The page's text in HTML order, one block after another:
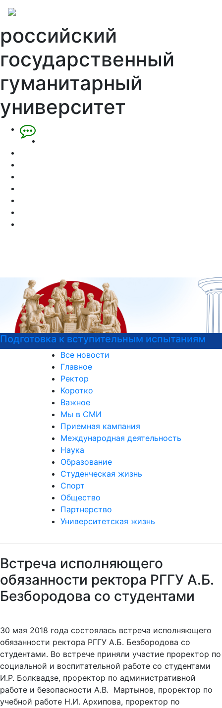
российский
государственный
гуманитарный
университет
Подготовка к вступительным испытаниям
Все новости
Главное
Ректор
Коротко
Важное
Мы в СМИ
Приемная кампания
Международная деятельность
Наука
Образование
Студенческая жизнь
Спорт
Общество
Партнерство
Университетская жизнь
Встреча исполняющего
обязанности ректора РГГУ А.Б.
Безбородова со студентами
30 мая 2018 года состоялась встреча исполняющего
обязанности ректора РГГУ А.Б. Безбородова со
студентами. Во встрече приняли участие проректор по
социальной и воспитательной работе со студентами
И.Р. Болквадзе, проректор по административной
работе и безопасности А.В. Мартынов, проректор по
учебной работе Н.И. Архипова, проректор по